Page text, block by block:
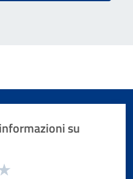
su